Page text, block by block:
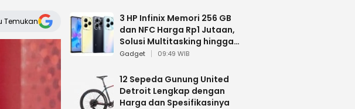
Temukan
3 HP Infinix Memori 256 GB
dan NFC Harga Rp1 Jutaan,
Solusi Multitasking hingga
Gaming
Gadget 09:49 WIB
12 Sepeda Gunung United
Detroit Lengkap dengan
Harga dan Spesifikasinya